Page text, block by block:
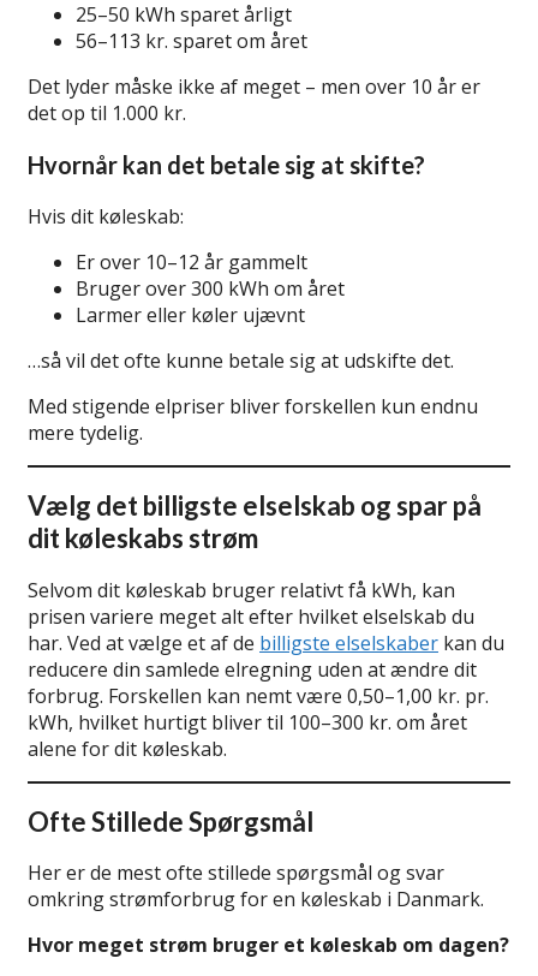
25–50 kWh sparet årligt
56–113 kr. sparet om året
Det lyder måske ikke af meget – men over 10 år er
det op til 1.000 kr.
Hvornår kan det betale sig at skifte?
Hvis dit køleskab:
Er over 10–12 år gammelt
Bruger over 300 kWh om året
Larmer eller køler ujævnt
…så vil det ofte kunne betale sig at udskifte det.
Med stigende elpriser bliver forskellen kun endnu
mere tydelig.
Vælg det billigste elselskab og spar på
dit køleskabs strøm
Selvom dit køleskab bruger relativt få kWh, kan
prisen variere meget alt efter hvilket elselskab du
har. Ved at vælge et af de billigste elselskaber kan du
reducere din samlede elregning uden at ændre dit
forbrug. Forskellen kan nemt være 0,50–1,00 kr. pr.
kWh, hvilket hurtigt bliver til 100–300 kr. om året
alene for dit køleskab.
Ofte Stillede Spørgsmål
Her er de mest ofte stillede spørgsmål og svar
omkring strømforbrug for en køleskab i Danmark.
Hvor meget strøm bruger et køleskab om dagen?